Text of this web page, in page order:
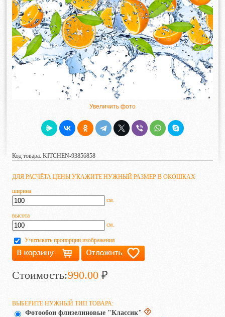
Увеличить фото
Код товара: KITCHEN-93856858
ДЛЯ РАСЧЁТА ЦЕНЫ УКАЖИТЕ НУЖНЫЙ РАЗМЕР В ОКОШКАХ
ширина
см.
высота
см.
Учитывать пропорции изображения
Стоимость:990.00 ₽
ВЫБЕРИТЕ НУЖНЫЙ ТИП ТОВАРА:
Фотообои флизелиновые "Классик"